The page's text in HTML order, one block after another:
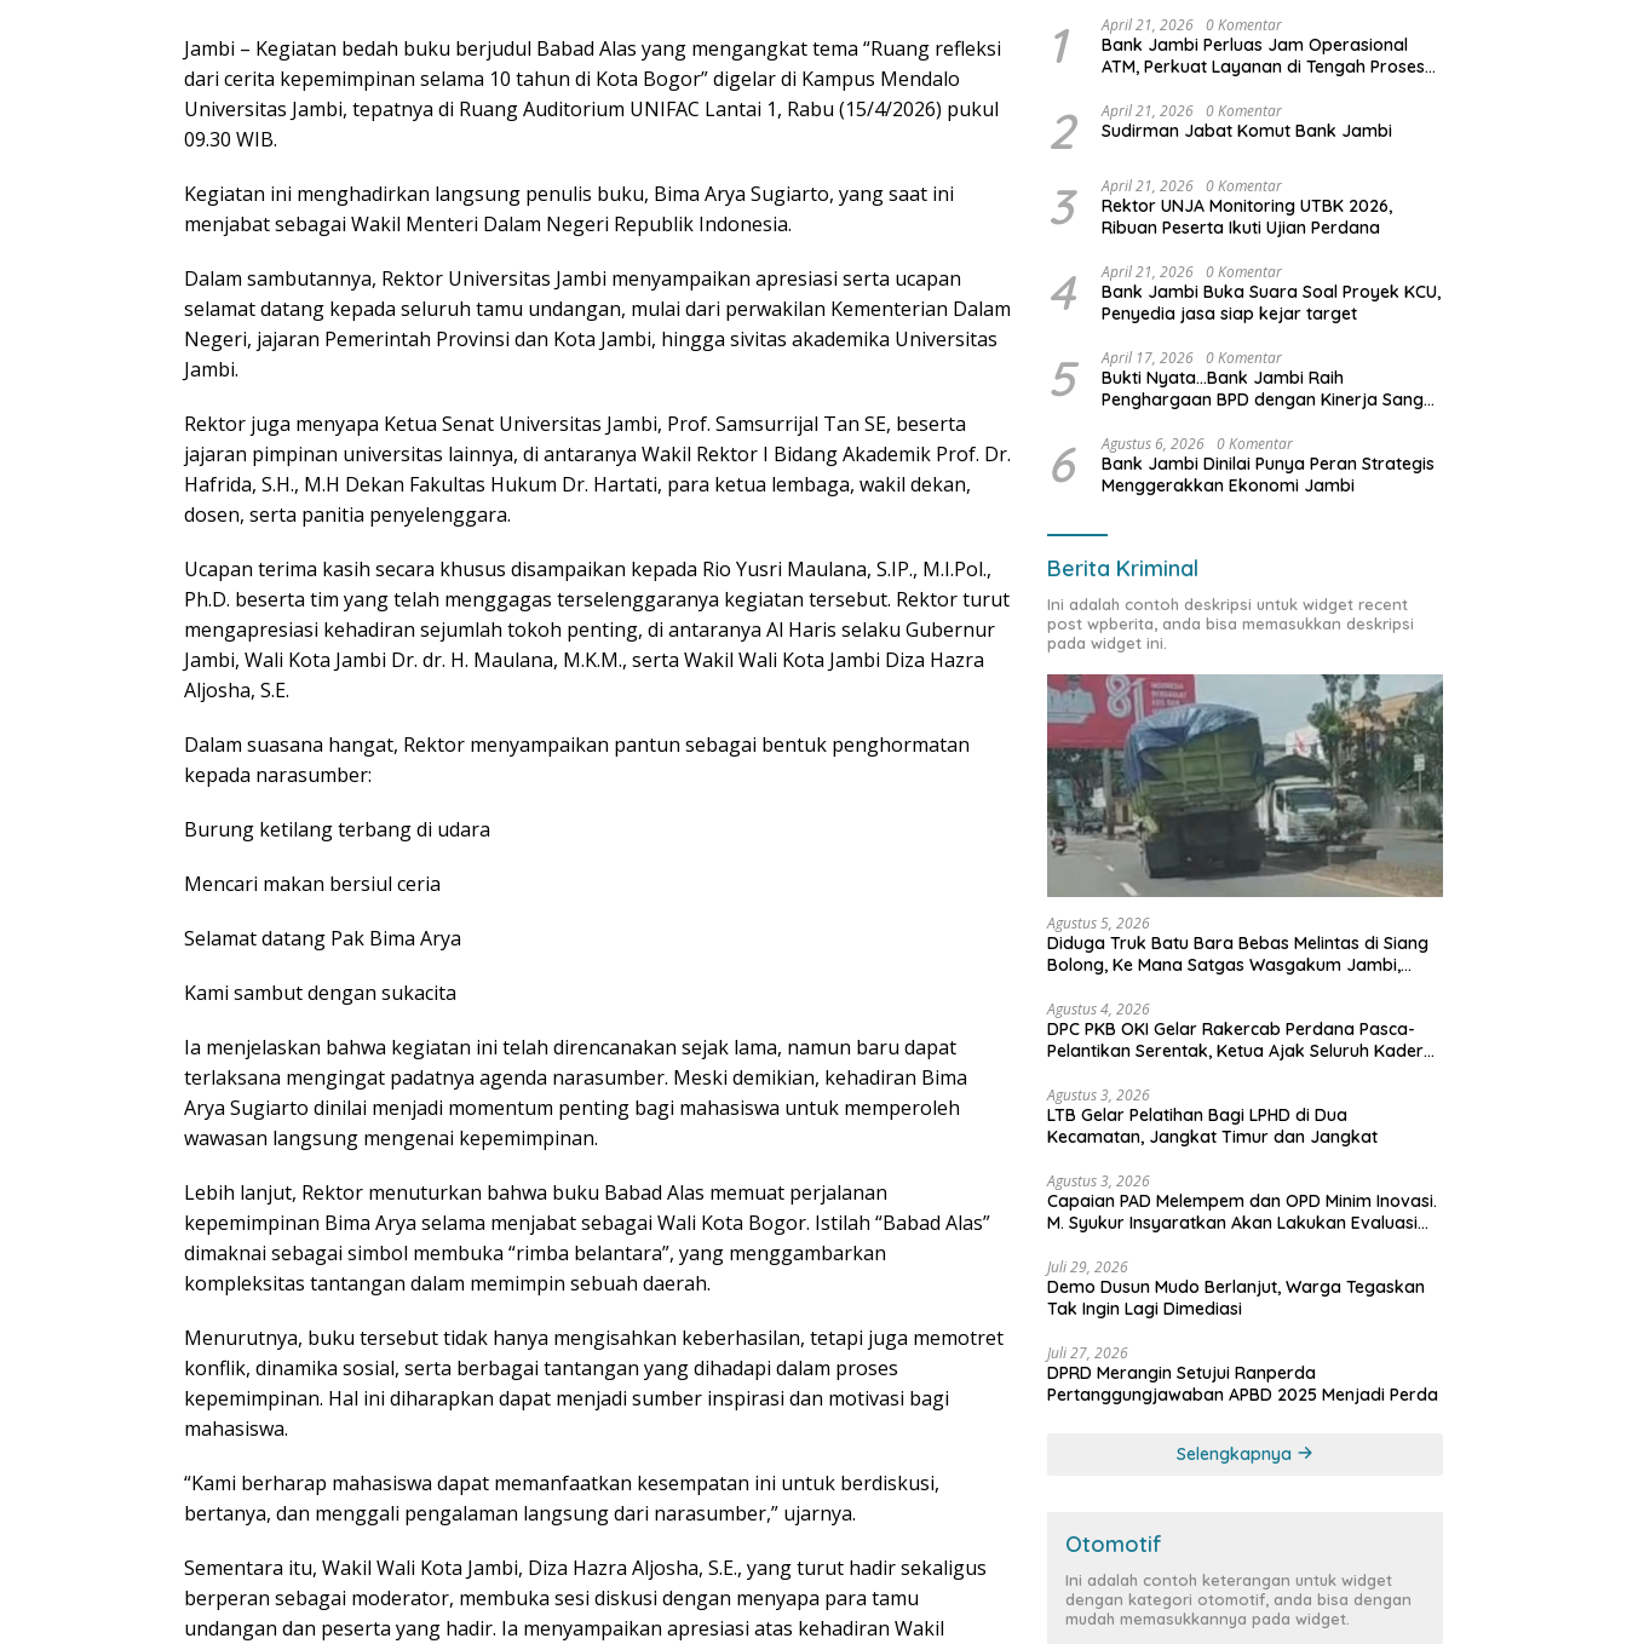
Jambi – Kegiatan bedah buku berjudul Babad Alas yang mengangkat tema “Ruang refleksi
dari cerita kepemimpinan selama 10 tahun di Kota Bogor” digelar di Kampus Mendalo
Universitas Jambi, tepatnya di Ruang Auditorium UNIFAC Lantai 1, Rabu (15/4/2026) pukul
09.30 WIB.
Kegiatan ini menghadirkan langsung penulis buku, Bima Arya Sugiarto, yang saat ini
menjabat sebagai Wakil Menteri Dalam Negeri Republik Indonesia.
Dalam sambutannya, Rektor Universitas Jambi menyampaikan apresiasi serta ucapan
selamat datang kepada seluruh tamu undangan, mulai dari perwakilan Kementerian Dalam
Negeri, jajaran Pemerintah Provinsi dan Kota Jambi, hingga sivitas akademika Universitas
Jambi.
Rektor juga menyapa Ketua Senat Universitas Jambi, Prof. Samsurrijal Tan SE, beserta
jajaran pimpinan universitas lainnya, di antaranya Wakil Rektor I Bidang Akademik Prof. Dr.
Hafrida, S.H., M.H Dekan Fakultas Hukum Dr. Hartati, para ketua lembaga, wakil dekan,
dosen, serta panitia penyelenggara.
Ucapan terima kasih secara khusus disampaikan kepada Rio Yusri Maulana, S.IP., M.I.Pol.,
Ph.D. beserta tim yang telah menggagas terselenggaranya kegiatan tersebut. Rektor turut
mengapresiasi kehadiran sejumlah tokoh penting, di antaranya Al Haris selaku Gubernur
Jambi, Wali Kota Jambi Dr. dr. H. Maulana, M.K.M., serta Wakil Wali Kota Jambi Diza Hazra
Aljosha, S.E.
Dalam suasana hangat, Rektor menyampaikan pantun sebagai bentuk penghormatan
kepada narasumber:
Burung ketilang terbang di udara
Mencari makan bersiul ceria
Selamat datang Pak Bima Arya
Kami sambut dengan sukacita
Ia menjelaskan bahwa kegiatan ini telah direncanakan sejak lama, namun baru dapat
terlaksana mengingat padatnya agenda narasumber. Meski demikian, kehadiran Bima
Arya Sugiarto dinilai menjadi momentum penting bagi mahasiswa untuk memperoleh
wawasan langsung mengenai kepemimpinan.
Lebih lanjut, Rektor menuturkan bahwa buku Babad Alas memuat perjalanan
kepemimpinan Bima Arya selama menjabat sebagai Wali Kota Bogor. Istilah “Babad Alas”
dimaknai sebagai simbol membuka “rimba belantara”, yang menggambarkan
kompleksitas tantangan dalam memimpin sebuah daerah.
Menurutnya, buku tersebut tidak hanya mengisahkan keberhasilan, tetapi juga memotret
konflik, dinamika sosial, serta berbagai tantangan yang dihadapi dalam proses
kepemimpinan. Hal ini diharapkan dapat menjadi sumber inspirasi dan motivasi bagi
mahasiswa.
“Kami berharap mahasiswa dapat memanfaatkan kesempatan ini untuk berdiskusi,
bertanya, dan menggali pengalaman langsung dari narasumber,” ujarnya.
Sementara itu, Wakil Wali Kota Jambi, Diza Hazra Aljosha, S.E., yang turut hadir sekaligus
berperan sebagai moderator, membuka sesi diskusi dengan menyapa para tamu
undangan dan peserta yang hadir. Ia menyampaikan apresiasi atas kehadiran Wakil
1 April 21, 2026 0 Komentar
Bank Jambi Perluas Jam Operasional
ATM, Perkuat Layanan di Tengah Proses
2 April 21, 2026 0 Komentar
Sudirman Jabat Komut Bank Jambi
3 April 21, 2026 0 Komentar
Rektor UNJA Monitoring UTBK 2026,
Ribuan Peserta Ikuti Ujian Perdana
4 April 21, 2026 0 Komentar
Bank Jambi Buka Suara Soal Proyek KCU,
Penyedia jasa siap kejar target
5 April 17, 2026 0 Komentar
Bukti Nyata…Bank Jambi Raih
Penghargaan BPD dengan Kinerja Sangat
6 Agustus 6, 2026 0 Komentar
Bank Jambi Dinilai Punya Peran Strategis
Menggerakkan Ekonomi Jambi
Berita Kriminal
Ini adalah contoh deskripsi untuk widget recent
post wpberita, anda bisa memasukkan deskripsi
pada widget ini.
Agustus 5, 2026
Diduga Truk Batu Bara Bebas Melintas di Siang
Bolong, Ke Mana Satgas Wasgakum Jambi,
Agustus 4, 2026
DPC PKB OKI Gelar Rakercab Perdana Pasca-
Pelantikan Serentak, Ketua Ajak Seluruh Kader
Agustus 3, 2026
LTB Gelar Pelatihan Bagi LPHD di Dua
Kecamatan, Jangkat Timur dan Jangkat
Agustus 3, 2026
Capaian PAD Melempem dan OPD Minim Inovasi.
M. Syukur Insyaratkan Akan Lakukan Evaluasi
Juli 29, 2026
Demo Dusun Mudo Berlanjut, Warga Tegaskan
Tak Ingin Lagi Dimediasi
Juli 27, 2026
DPRD Merangin Setujui Ranperda
Pertanggungjawaban APBD 2025 Menjadi Perda
Selengkapnya
Otomotif
Ini adalah contoh keterangan untuk widget
dengan kategori otomotif, anda bisa dengan
mudah memasukkannya pada widget.